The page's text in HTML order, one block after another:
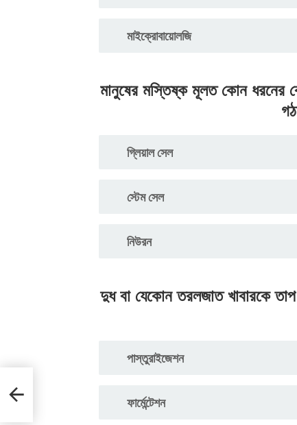
মাইক্রোবায়োলজি
মানুষের মস্তিষ্ক মূলত কোন ধরনের
গ্লিয়াল সেল
স্টেম সেল
নিউরন
দুধ বা যেকোন তরলজাত খাবারকে তাপ
পাস্তুরাইজেশন
ফার্মেন্টেশন